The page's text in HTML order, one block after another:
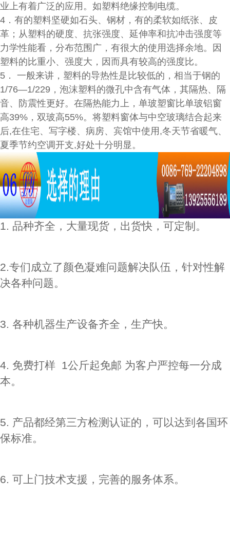
业上有着广泛的应用。如塑料绝缘控制电缆。
4．有的塑料坚硬如石头、钢材，有的柔软如纸张、皮
革；从塑料的硬度、抗张强度、延伸率和抗冲击强度等
力学性能看，分布范围广，有很大的使用选择余地。因
塑料的比重小、强度大，因而具有较高的强度比。
5． 一般来讲，塑料的导热性是比较低的，相当于钢的
1/76—1/229，泡沫塑料的微孔中含有气体，其隔热、隔
音、防震性更好。在隔热能力上，单玻塑窗比单玻铝窗
高39%，双玻高55%。将塑料窗体与中空玻璃结合起来
后,在住宅、写字楼、病房、宾馆中使用,冬天节省暖气、
夏季节约空调开支,好处十分明显。
1. 品种齐全，大量现货，出货快，可定制。
2.专们成立了颜色凝难问题解决队伍，针对性解
决各种问题。
3. 各种机器生产设备齐全，生产快。
4. 免费打样 1公斤起免邮 为客户严控每一分成
本。
5. 产品都经第三方检测认证的，可以达到各国环
保标准。
6. 可上门技术支援，完善的服务体系。